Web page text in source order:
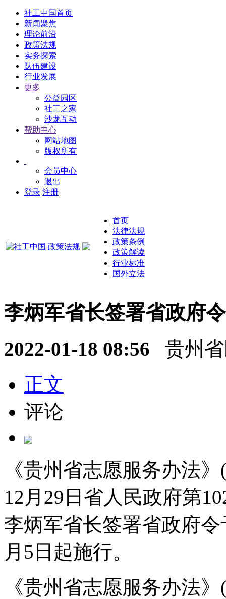
社工中国首页
新闻聚焦
理论前沿
政策法规
实务探索
队伍建设
行业发展
更多
公益园区
社工之家
沙龙互动
帮助中心
网站地图
版权所有
会员中心
退出
登录 注册
政策法规
首页
法律法规
政策条例
政策解读
行业标准
国外立法
李炳军省长签署省政府
2022-01-18 08:56
贵州
正文
评论
《贵州省志愿服务办法
12月29日省人民政府第
李炳军省长签署省政府
月5日起施行。
《贵州省志愿服务办法